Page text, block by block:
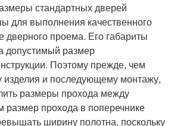
стандартных дверей
для выполнения качественного
дверного проема. Его габариты
допустимый размер
Поэтому прежде, чем
изделия и последующему монтажу,
размеры прохода между
размер прохода в поперечнике
ширину полотна, поскольку